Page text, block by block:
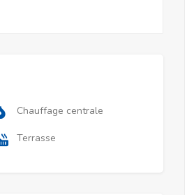
Chauffage centrale
Terrasse